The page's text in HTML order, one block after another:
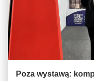
Poza wystawą: